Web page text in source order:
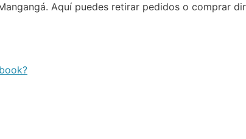
Aquí puedes retirar pedidos o comprar